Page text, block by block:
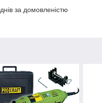
за домовленістю